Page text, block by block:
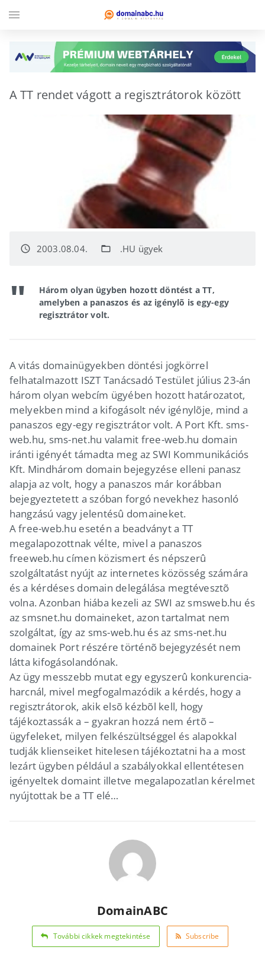
A TT rendet vágott a regisztrátorok között
access_time 2003.08.04. folder_open .HU ügyek
Három olyan ügyben hozott döntést a TT,
amelyben a panaszos és az igénylõ is egy-egy
regisztrátor volt.
A vitás domainügyekben döntési jogkörrel
felhatalmazott ISZT Tanácsadó Testület július 23-án
három olyan webcím ügyében hozott határozatot,
melyekben mind a kifogásolt név igénylõje, mind a
panaszos egy-egy regisztrátor volt. A Port Kft. sms-
web.hu, sms-net.hu valamit free-web.hu domain
iránti igényét támadta meg az SWI Kommunikációs
Kft. Mindhárom domain bejegyzése elleni panasz
alapja az volt, hogy a panaszos már korábban
bejegyeztetett a szóban forgó nevekhez hasonló
hangzású vagy jelentésû domaineket.
A free-web.hu esetén a beadványt a TT
megalapozottnak vélte, mivel a panaszos
freeweb.hu címen közismert és népszerû
szolgáltatást nyújt az internetes közösség számára
és a kérdéses domain delegálása megtévesztõ
volna. Azonban hiába kezeli az SWI az smsweb.hu és
az smsnet.hu domaineket, azon tartalmat nem
szolgáltat, így az sms-web.hu és az sms-net.hu
domainek Port részére történõ bejegyzését nem
látta kifogásolandónak.
Az ügy messzebb mutat egy egyszerû konkurencia-
harcnál, mivel megfogalmazódik a kérdés, hogy a
regisztrátorok, akik elsõ kézbõl kell, hogy
tájékoztassák a – gyakran hozzá nem értõ –
ügyfeleket, milyen felkészültséggel és alapokkal
tudják klienseiket hitelesen tájékoztatni ha a most
lezárt ügyben például a szabályokkal ellentétesen
igényeltek domaint illetve megalapozatlan kérelmet
nyújtottak be a TT elé…
DomainABC
További cikkek megtekintése Subscribe
menu